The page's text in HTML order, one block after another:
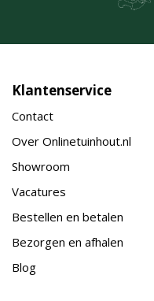
Klantenservice
Contact
Over Onlinetuinhout.nl
Showroom
Vacatures
Bestellen en betalen
Bezorgen en afhalen
Blog